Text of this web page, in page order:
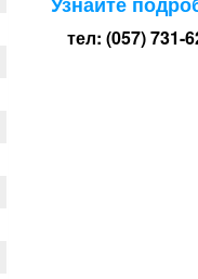
тел: (057) 731-